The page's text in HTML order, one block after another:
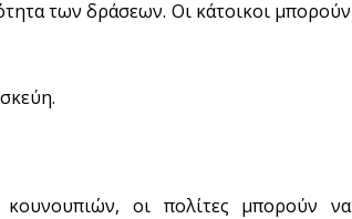
των δράσεων. Οι κάτοικοι μπορούν
οι πολίτες μπορούν να